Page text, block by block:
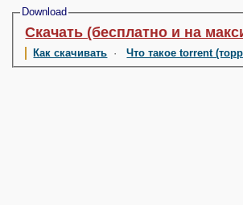
Download
Скачать (бесплатно и на
Как скачивать ·Что такое torrent